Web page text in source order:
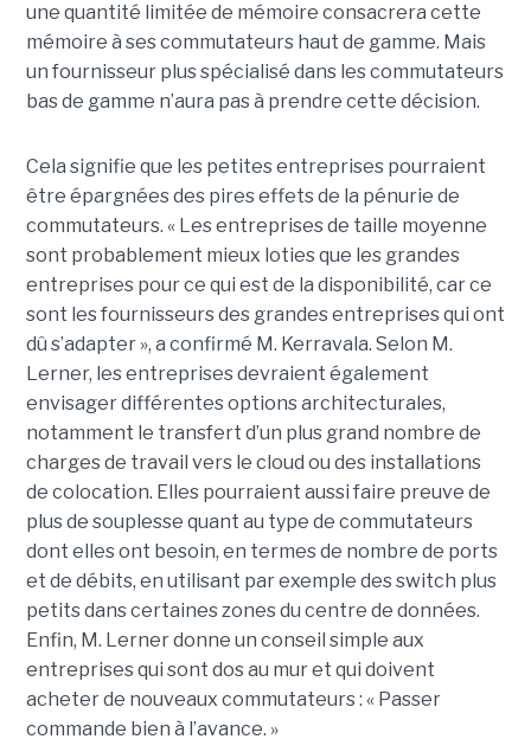
une quantité limitée de mémoire consacrera cette
mémoire à ses commutateurs haut de gamme. Mais
un fournisseur plus spécialisé dans les commutateurs
bas de gamme n’aura pas à prendre cette décision.
Cela signifie que les petites entreprises pourraient
être épargnées des pires effets de la pénurie de
commutateurs. « Les entreprises de taille moyenne
sont probablement mieux loties que les grandes
entreprises pour ce qui est de la disponibilité, car ce
sont les fournisseurs des grandes entreprises qui ont
dû s’adapter », a confirmé M. Kerravala. Selon M.
Lerner, les entreprises devraient également
envisager différentes options architecturales,
notamment le transfert d’un plus grand nombre de
charges de travail vers le cloud ou des installations
de colocation. Elles pourraient aussi faire preuve de
plus de souplesse quant au type de commutateurs
dont elles ont besoin, en termes de nombre de ports
et de débits, en utilisant par exemple des switch plus
petits dans certaines zones du centre de données.
Enfin, M. Lerner donne un conseil simple aux
entreprises qui sont dos au mur et qui doivent
acheter de nouveaux commutateurs : « Passer
commande bien à l’avance. »